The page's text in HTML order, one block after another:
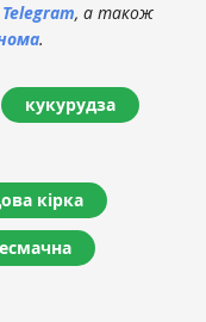
Telegram, а також
.
кукурудза
кірка